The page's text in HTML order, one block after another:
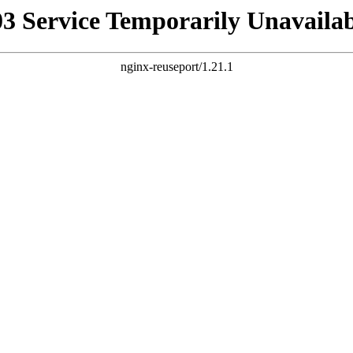
Service Temporarily
nginx-reuseport/1.21.1